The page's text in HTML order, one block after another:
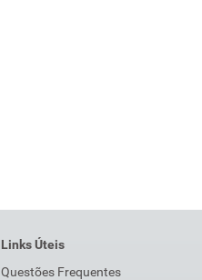
Links Úteis
Questões Frequentes